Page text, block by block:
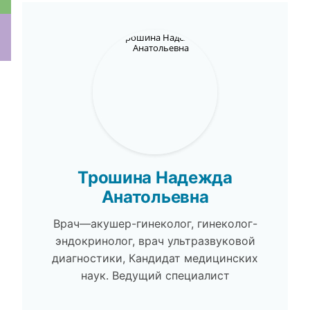
Трошина Надежда
Анатольевна
Врач—акушер-гинеколог, гинеколог-
эндокринолог, врач ультразвуковой
диагностики, Кандидат медицинских
наук. Ведущий специалист